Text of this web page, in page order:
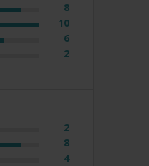
8
10
6
2
2
8
4